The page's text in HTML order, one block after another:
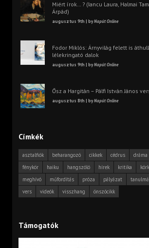
Miért írok… ? (Iancu Laura, Halmai
Árpád)
augusztus 9th | byNapút Online
Fodor Miklós: Árnyvilág felett is
lélekringató dalok
augusztus 9th | byNapút Online
Ősz a Hargitán – Pálfi István János
augusztus 8th | byNapút Online
Címkék
asztalfiók beharangozó cikkek cédrus dráma
fénykör
haiku hangszóló hírek kritika
meghívó
műfordítás próza pályázat
vers
videók visszhang önszócikk
Támogatók